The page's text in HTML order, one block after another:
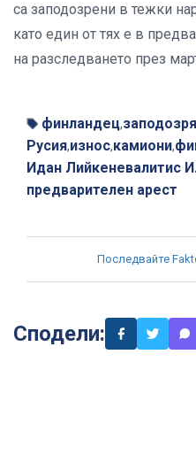
са заподозрени в тежки
като един от тях е в
на разследването през
финландец,
Русия,износ,камиони,
Идан Лийкеневалитис
предварителен арест
Последвайте
Сподели: